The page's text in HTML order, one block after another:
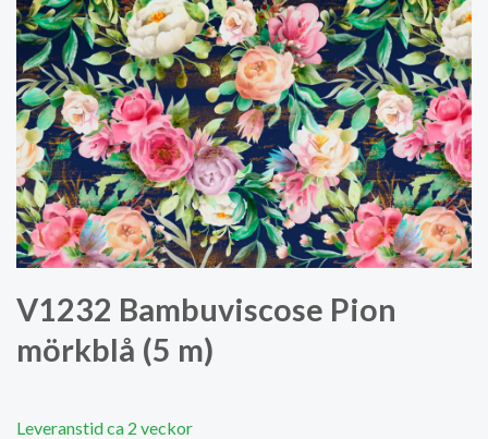
V1232 Bambuviscose Pion
mörkblå (5 m)
Leveranstid ca 2 veckor